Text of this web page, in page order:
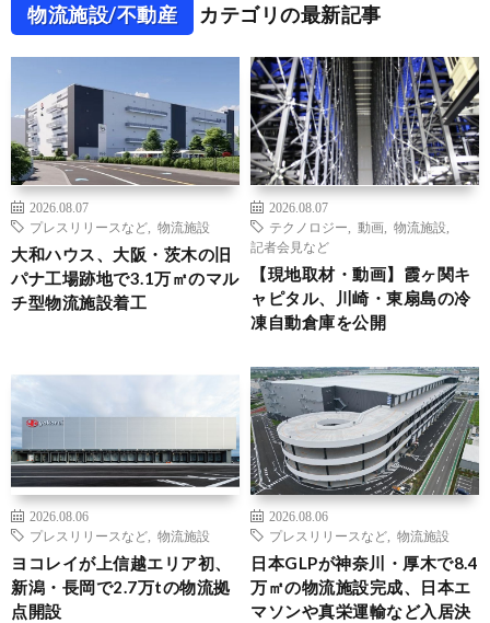
物流施設/不動産 カテゴリの最新記事
2026.08.07
プレスリリースなど
物流施設
大和ハウス、大阪・茨木の旧
パナ工場跡地で3.1万㎡のマル
チ型物流施設着工
2026.08.07
テクノロジー
動画 物流施設
記者会見など
【現地取材・動画】霞ヶ関キ
ャピタル、川崎・東扇島の冷
凍自動倉庫を公開
2026.08.06
プレスリリースなど
物流施設
ヨコレイが上信越エリア初、
新潟・長岡で2.7万tの物流拠
点開設
2026.08.06
プレスリリースなど
物流施設
日本GLPが神奈川・厚木で8.4
万㎡の物流施設完成、日本エ
マソンや真栄運輸など入居決